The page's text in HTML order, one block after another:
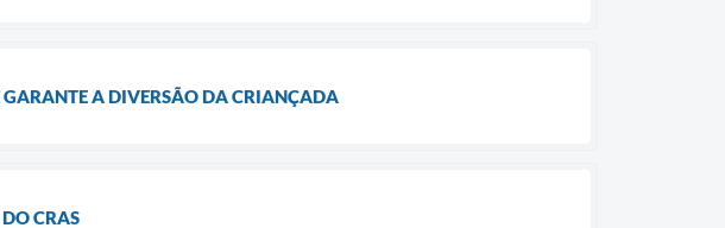
GARANTE A DIVERSÃO DA CRIANÇADA
CRAS